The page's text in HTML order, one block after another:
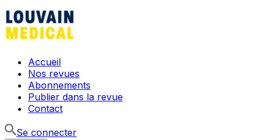
Accueil
Nos revues
Abonnements
Publier dans la revue
Contact
Se connecter